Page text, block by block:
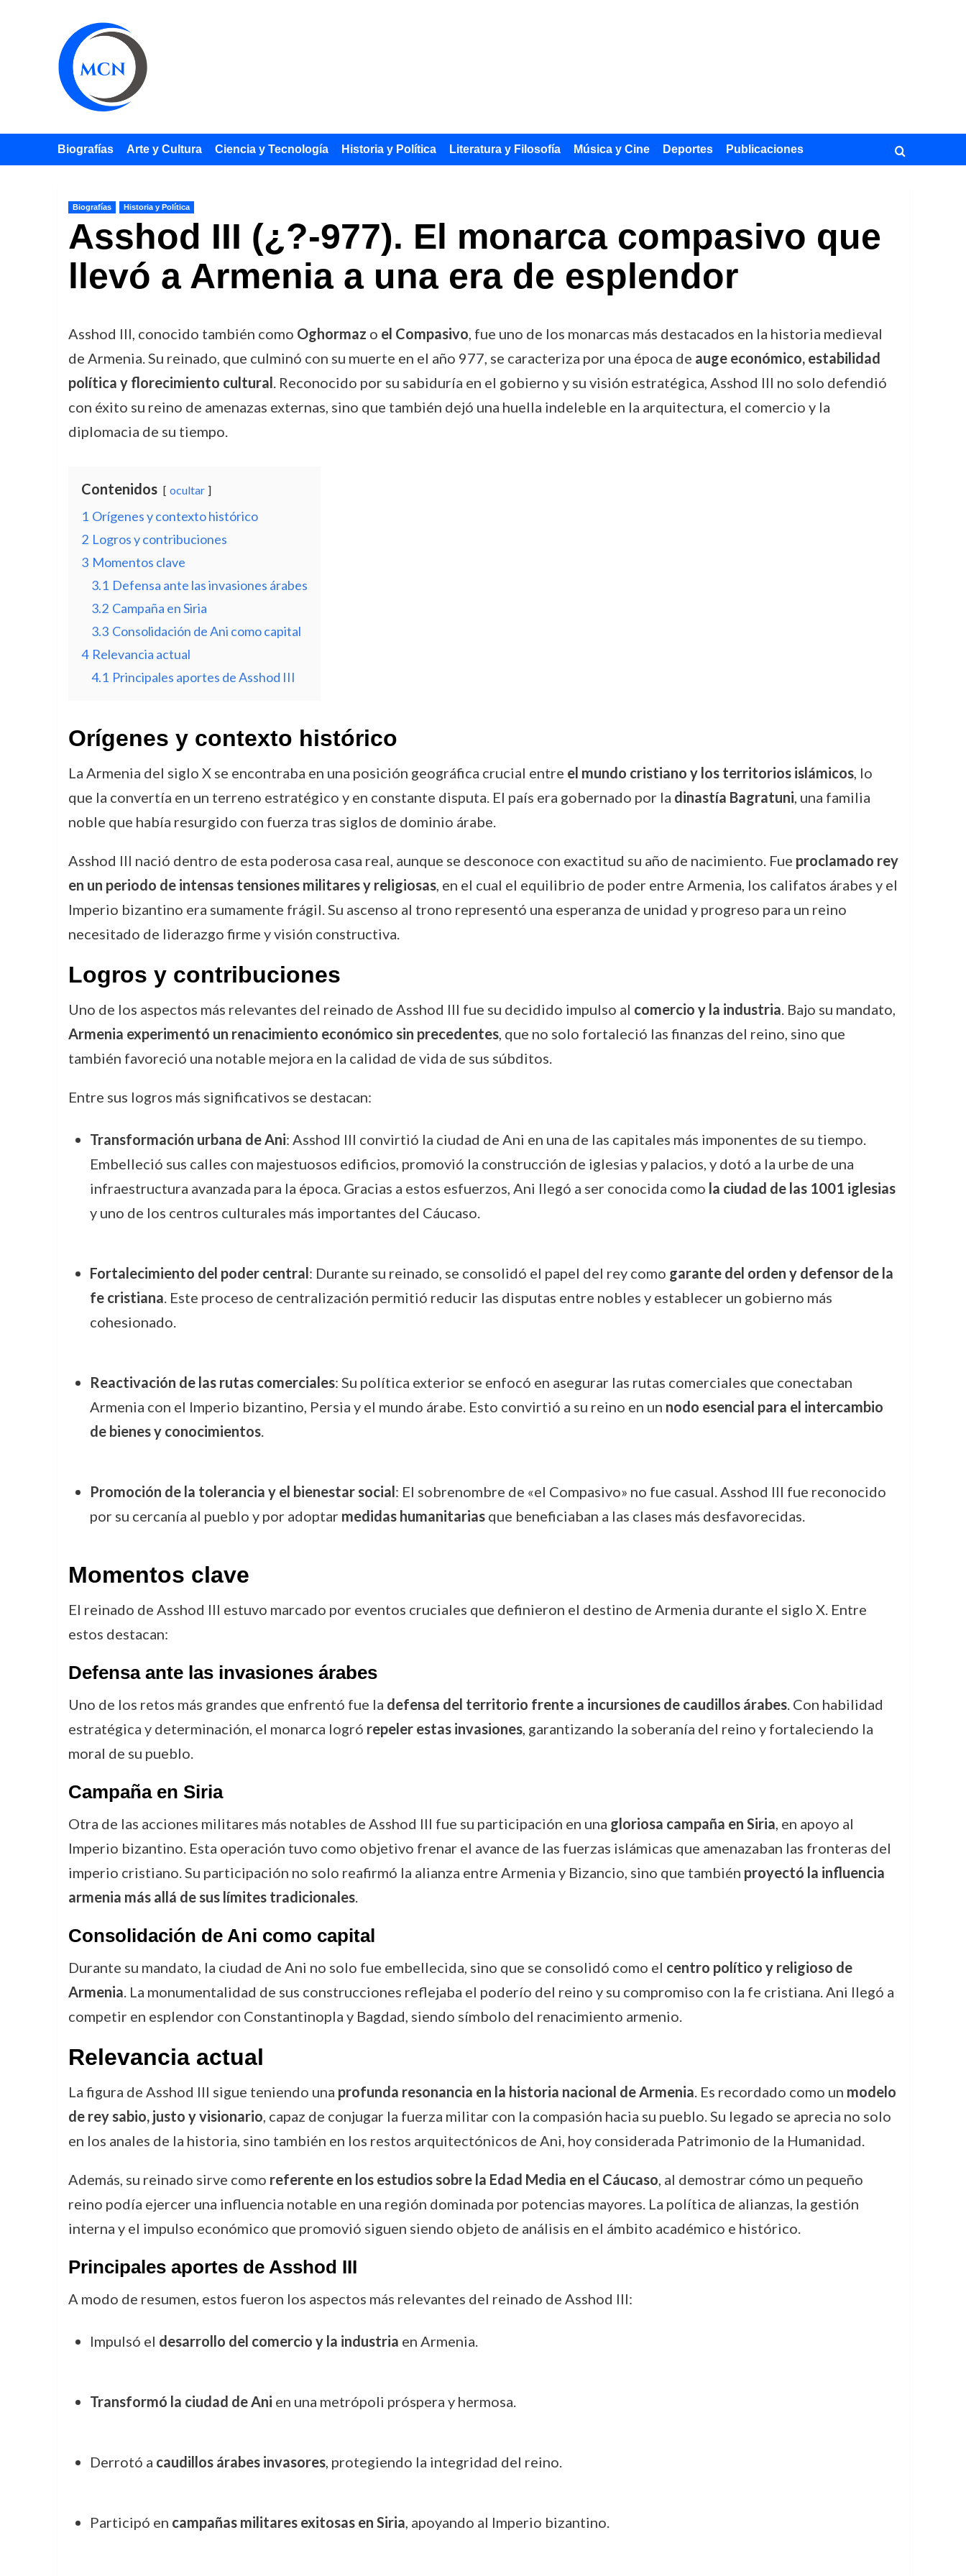
Biografías Arte y Cultura Ciencia y Tecnología Historia y Política Literatura y Filosofía Música y Cine Deportes Publicaciones
Biografías Historia y Política
Asshod III (¿?-977). El monarca compasivo que
llevó a Armenia a una era de esplendor
Asshod III, conocido también como Oghormaz o el Compasivo, fue uno de los monarcas más destacados en la historia medieval
de Armenia. Su reinado, que culminó con su muerte en el año 977, se caracteriza por una época de auge económico, estabilidad
política y florecimiento cultural. Reconocido por su sabiduría en el gobierno y su visión estratégica, Asshod III no solo defendió
con éxito su reino de amenazas externas, sino que también dejó una huella indeleble en la arquitectura, el comercio y la
diplomacia de su tiempo.
Contenidos ocultar
1 Orígenes y contexto histórico
2 Logros y contribuciones
3 Momentos clave
3.1 Defensa ante las invasiones árabes
3.2 Campaña en Siria
3.3 Consolidación de Ani como capital
4 Relevancia actual
4.1 Principales aportes de Asshod III
Orígenes y contexto histórico
La Armenia del siglo X se encontraba en una posición geográfica crucial entre el mundo cristiano y los territorios islámicos, lo
que la convertía en un terreno estratégico y en constante disputa. El país era gobernado por la dinastía Bagratuni, una familia
noble que había resurgido con fuerza tras siglos de dominio árabe.
Asshod III nació dentro de esta poderosa casa real, aunque se desconoce con exactitud su año de nacimiento. Fue proclamado rey
en un periodo de intensas tensiones militares y religiosas, en el cual el equilibrio de poder entre Armenia, los califatos árabes y el
Imperio bizantino era sumamente frágil. Su ascenso al trono representó una esperanza de unidad y progreso para un reino
necesitado de liderazgo firme y visión constructiva.
Logros y contribuciones
Uno de los aspectos más relevantes del reinado de Asshod III fue su decidido impulso al comercio y la industria. Bajo su mandato,
Armenia experimentó un renacimiento económico sin precedentes, que no solo fortaleció las finanzas del reino, sino que
también favoreció una notable mejora en la calidad de vida de sus súbditos.
Entre sus logros más significativos se destacan:
Transformación urbana de Ani: Asshod III convirtió la ciudad de Ani en una de las capitales más imponentes de su tiempo.
Embelleció sus calles con majestuosos edificios, promovió la construcción de iglesias y palacios, y dotó a la urbe de una
infraestructura avanzada para la época. Gracias a estos esfuerzos, Ani llegó a ser conocida como la ciudad de las 1001 iglesias
y uno de los centros culturales más importantes del Cáucaso.
Fortalecimiento del poder central: Durante su reinado, se consolidó el papel del rey como garante del orden y defensor de la
fe cristiana. Este proceso de centralización permitió reducir las disputas entre nobles y establecer un gobierno más
cohesionado.
Reactivación de las rutas comerciales: Su política exterior se enfocó en asegurar las rutas comerciales que conectaban
Armenia con el Imperio bizantino, Persia y el mundo árabe. Esto convirtió a su reino en un nodo esencial para el intercambio
de bienes y conocimientos.
Promoción de la tolerancia y el bienestar social: El sobrenombre de «el Compasivo» no fue casual. Asshod III fue reconocido
por su cercanía al pueblo y por adoptar medidas humanitariasque beneficiaban a las clases más desfavorecidas.
Momentos clave
El reinado de Asshod III estuvo marcado por eventos cruciales que definieron el destino de Armenia durante el siglo X. Entre
estos destacan:
Defensa ante las invasiones árabes
Uno de los retos más grandes que enfrentó fue la defensa del territorio frente a incursiones de caudillos árabes. Con habilidad
estratégica y determinación, el monarca logró repeler estas invasiones, garantizando la soberanía del reino y fortaleciendo la
moral de su pueblo.
Campaña en Siria
Otra de las acciones militares más notables de Asshod III fue su participación en una gloriosa campaña en Siria, en apoyo al
Imperio bizantino. Esta operación tuvo como objetivo frenar el avance de las fuerzas islámicas que amenazaban las fronteras del
imperio cristiano. Su participación no solo reafirmó la alianza entre Armenia y Bizancio, sino que también proyectó la influencia
armenia más allá de sus límites tradicionales.
Consolidación de Ani como capital
Durante su mandato, la ciudad de Ani no solo fue embellecida, sino que se consolidó como el centro político y religioso de
Armenia. La monumentalidad de sus construcciones reflejaba el poderío del reino y su compromiso con la fe cristiana. Ani llegó a
competir en esplendor con Constantinopla y Bagdad, siendo símbolo del renacimiento armenio.
Relevancia actual
La figura de Asshod III sigue teniendo una profunda resonancia en la historia nacional de Armenia. Es recordado como un modelo
de rey sabio, justo y visionario, capaz de conjugar la fuerza militar con la compasión hacia su pueblo. Su legado se aprecia no solo
en los anales de la historia, sino también en los restos arquitectónicos de Ani, hoy considerada Patrimonio de la Humanidad.
Además, su reinado sirve como referente en los estudios sobre la Edad Media en el Cáucaso, al demostrar cómo un pequeño
reino podía ejercer una influencia notable en una región dominada por potencias mayores. La política de alianzas, la gestión
interna y el impulso económico que promovió siguen siendo objeto de análisis en el ámbito académico e histórico.
Principales aportes de Asshod III
A modo de resumen, estos fueron los aspectos más relevantes del reinado de Asshod III:
Impulsó el desarrollo del comercio y la industria en Armenia.
Transformó la ciudad de Ani en una metrópoli próspera y hermosa.
Derrotó a caudillos árabes invasores, protegiendo la integridad del reino.
Participó en campañas militares exitosas en Siria, apoyando al Imperio bizantino.